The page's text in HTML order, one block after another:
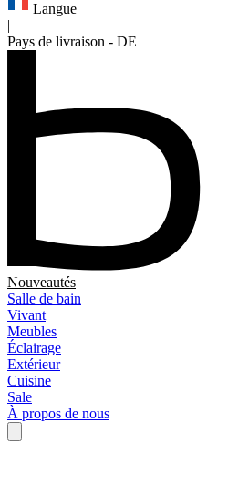
Langue
Pays de livraison - DE
Nouveautés
Salle de bain
Vivant
Meubles
Éclairage
Extérieur
Cuisine
Sale
À propos de nous